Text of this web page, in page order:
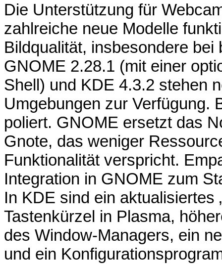
Die Unterstützung für
zahlreiche neue Modelle
Bildqualität, insbesondere
GNOME 2.28.1 (mit einer
Shell) und KDE 4.3.2 stehen
Umgebungen zur Verfügung.
poliert. GNOME ersetzt das
Gnote, das weniger
Funktionalität verspricht.
Integration in GNOME zum
In KDE sind ein aktualisiertes
Tastenkürzel in Plasma,
des Window-Managers, ein
und ein